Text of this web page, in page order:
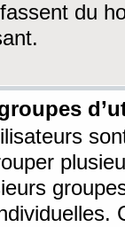
du